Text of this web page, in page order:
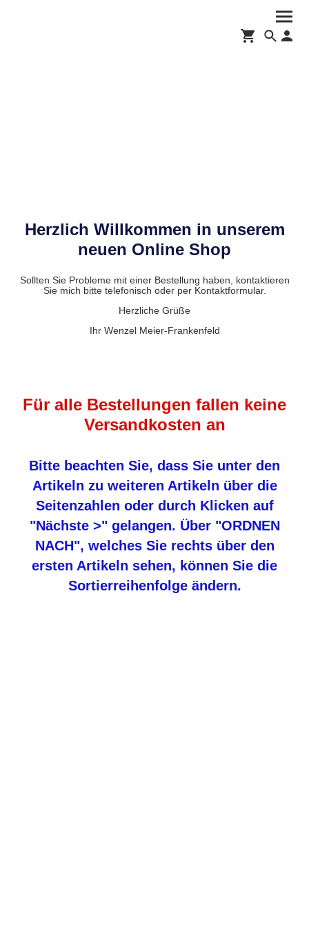
Herzlich Willkommen in unserem
neuen Online Shop
Sollten Sie Probleme mit einer Bestellung haben, kontaktieren
Sie mich bitte telefonisch oder per Kontaktformular.
Herzliche Grüße
Ihr Wenzel Meier-Frankenfeld
Für alle Bestellungen fallen keine
Versandkosten an
Bitte beachten Sie, dass Sie unter den
Artikeln zu weiteren Artikeln über die
Seitenzahlen oder durch Klicken auf
"Nächste >" gelangen. Über "ORDNEN
NACH", welches Sie rechts über den
ersten Artikeln sehen, können Sie die
Sortierreihenfolge ändern.